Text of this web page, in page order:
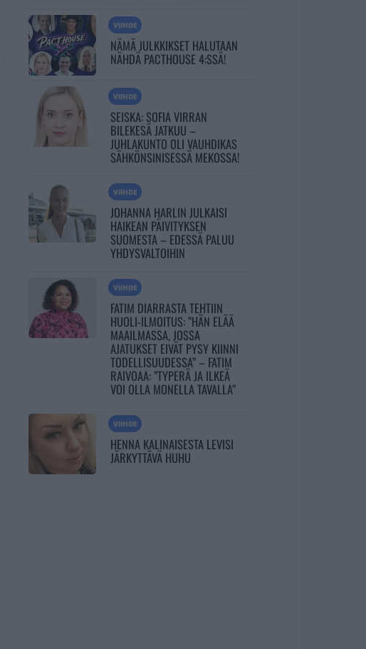
VIIHDE
NÄMÄ JULKKIKSET HALUTAAN
NÄHDÄ PACTHOUSE 4:SSÄ!
VIIHDE
SEISKA: SOFIA VIRRAN
BILEKESÄ JATKUU –
JUHLAKUNTO OLI VAUHDIKAS
SÄHKÖNSINISESSÄ MEKOSSA!
VIIHDE
JOHANNA HARLIN JULKAISI
HAIKEAN PÄIVITYKSEN
SUOMESTA – EDESSÄ PALUU
YHDYSVALTOIHIN
VIIHDE
FATIM DIARRASTA TEHTIIN
HUOLI-ILMOITUS: ”HÄN ELÄÄ
MAAILMASSA, JOSSA
AJATUKSET EIVÄT PYSY KIINNI
TODELLISUUDESSA” – FATIM
RAIVOAA: ”TYPERÄ JA ILKEÄ
VOI OLLA MONELLA TAVALLA”
VIIHDE
HENNA KALINAISESTA LEVISI
JÄRKYTTÄVÄ HUHU